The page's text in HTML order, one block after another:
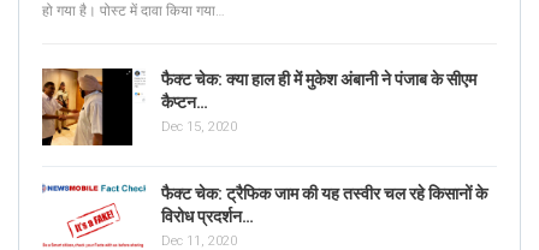
हो गया है। पोस्ट में दावा किया गया…
फैक्ट चेक: क्या हाल ही में मुकेश अंबानी ने पंजाब के सीएम
कैप्टन…
Dec 15, 2020
फैक्ट चेक: ट्रैफिक जाम की यह तस्वीर चल रहे किसानों के
विरोध प्रदर्शन…
Dec 11, 2020